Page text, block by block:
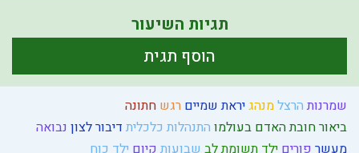
שמרנות הרצלמנהגיראת שמיים רגש חתונה
ביאור חובת האדם בעולמו התנהלות כלכלית דיבורלצון נבואה
מעשר פורים ילד תשומת לב שבועות קיום ילד כוח
תגיות השיעור
הוסף תגית